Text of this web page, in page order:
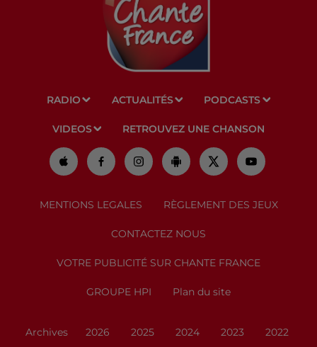
RADIO ACTUALITÉS PODCASTS
VIDEOS RETROUVEZ UNE CHANSON
MENTIONS LEGALES RÈGLEMENT DES JEUX
CONTACTEZ NOUS
VOTRE PUBLICITÉ SUR CHANTE FRANCE
GROUPE HPI Plan du site
Archives 2026 2025 2024 2023 2022